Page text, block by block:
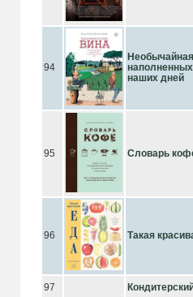
94
наших дней
95 Словарь
96 Такая
97